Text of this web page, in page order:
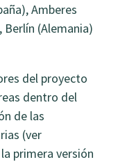
Amberes
(Alemania)
del proyecto
dentro del
de las
(ver
primera versión